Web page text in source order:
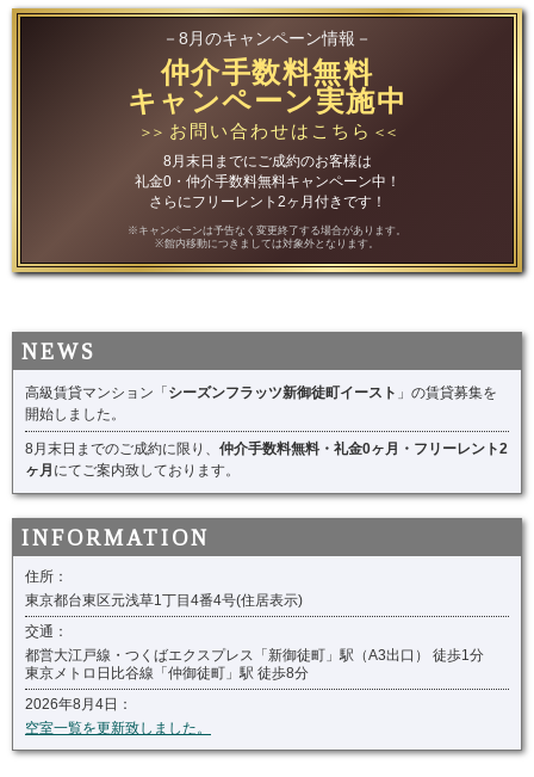
－8月のキャンペーン情報－
仲介手数料無料
キャンペーン実施中
＞＞ お問い合わせはこちら ＜＜
8月末日までにご成約のお客様は
礼金0・仲介手数料無料キャンペーン中！
さらにフリーレント2ヶ月付きです！
※キャンペーンは予告なく変更終了する場合があります。
※館内移動につきましては対象外となります。
高級賃貸マンション「 シーズンフラッツ新御徒町イースト 」の賃貸募集を
開始しました。
8月末日までのご成約に限り、 仲介手数料無料・礼金0ヶ月・フリーレント2
ヶ月 にてご案内致しております。
住所：
東京都台東区元浅草1丁目4番4号(住居表示)
交通：
都営大江戸線・つくばエクスプレス「新御徒町」駅（A3出口） 徒歩1分
東京メトロ日比谷線「仲御徒町」駅 徒歩8分
2026年8月4日：
空室一覧を更新致しました。